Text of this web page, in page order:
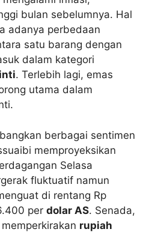
bulan sebelumnya. Hal
adanya perbedaan
satu barang dengan
dalam kategori
. Terlebih lagi, emas
utama dalam
berbagai sentimen
memproyeksikan
Selasa
fluktuatif namun
di rentang Rp
per dolar AS. Senada,
rupiah